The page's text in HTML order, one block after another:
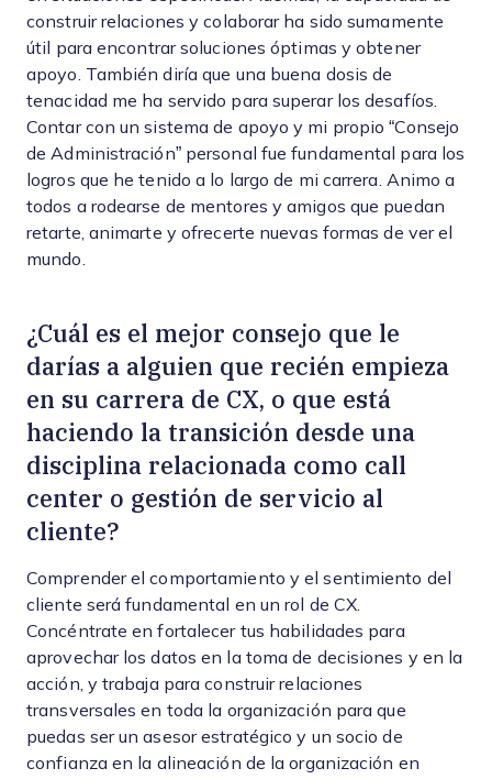
construir relaciones y colaborar ha sido sumamente
útil para encontrar soluciones óptimas y obtener
apoyo. También diría que una buena dosis de
tenacidad me ha servido para superar los desafíos.
Contar con un sistema de apoyo y mi propio “Consejo
de Administración” personal fue fundamental para los
logros que he tenido a lo largo de mi carrera. Animo a
todos a rodearse de mentores y amigos que puedan
retarte, animarte y ofrecerte nuevas formas de ver el
mundo.
¿Cuál es el mejor consejo que le
darías a alguien que recién empieza
en su carrera de CX, o que está
haciendo la transición desde una
disciplina relacionada como call
center o gestión de servicio al
cliente?
Comprender el comportamiento y el sentimiento del
cliente será fundamental en un rol de CX.
Concéntrate en fortalecer tus habilidades para
aprovechar los datos en la toma de decisiones y en la
acción, y trabaja para construir relaciones
transversales en toda la organización para que
puedas ser un asesor estratégico y un socio de
confianza en la alineación de la organización en